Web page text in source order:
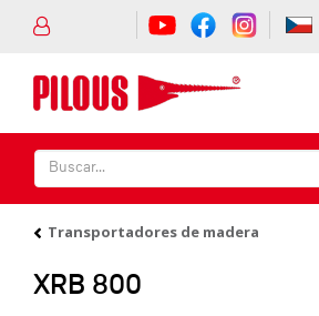
Transportadores de madera
XRB 800